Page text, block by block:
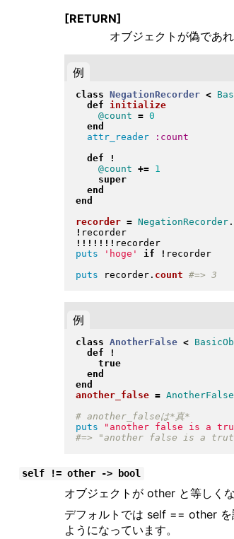
[RETURN]
オブジェクトが偽であ
例
class NegationRecorder <
def
initialize
@count = 0
end
attr_reader
:count
def
!
@count +=
1
super
end
end
recorder = NegationRecorder.
!
recorder
! ! ! ! ! ! !
recorder
puts
'hoge' if ! recorder
puts recorder. count
例
class AnotherFalse <
def
!
true
end
end
another_false = AnotherFalse
puts
" another false is a
self != other -> bool
オブジェクトが other と等しく
デフォルトでは self == other を
ようになっています。